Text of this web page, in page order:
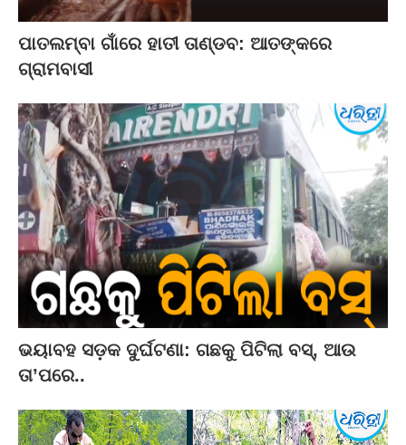
ପାତଲମ୍ବା ଗାଁରେ ହାତୀ ତାଣ୍ଡବ: ଆତଙ୍କରେ
ଗ୍ରାମବାସୀ
ଭୟାବହ ସଡ଼କ ଦୁର୍ଘଟଣା: ଗଛକୁ ପିଟିଲା ବସ୍‌, ଆଉ
ତା’ପରେ..